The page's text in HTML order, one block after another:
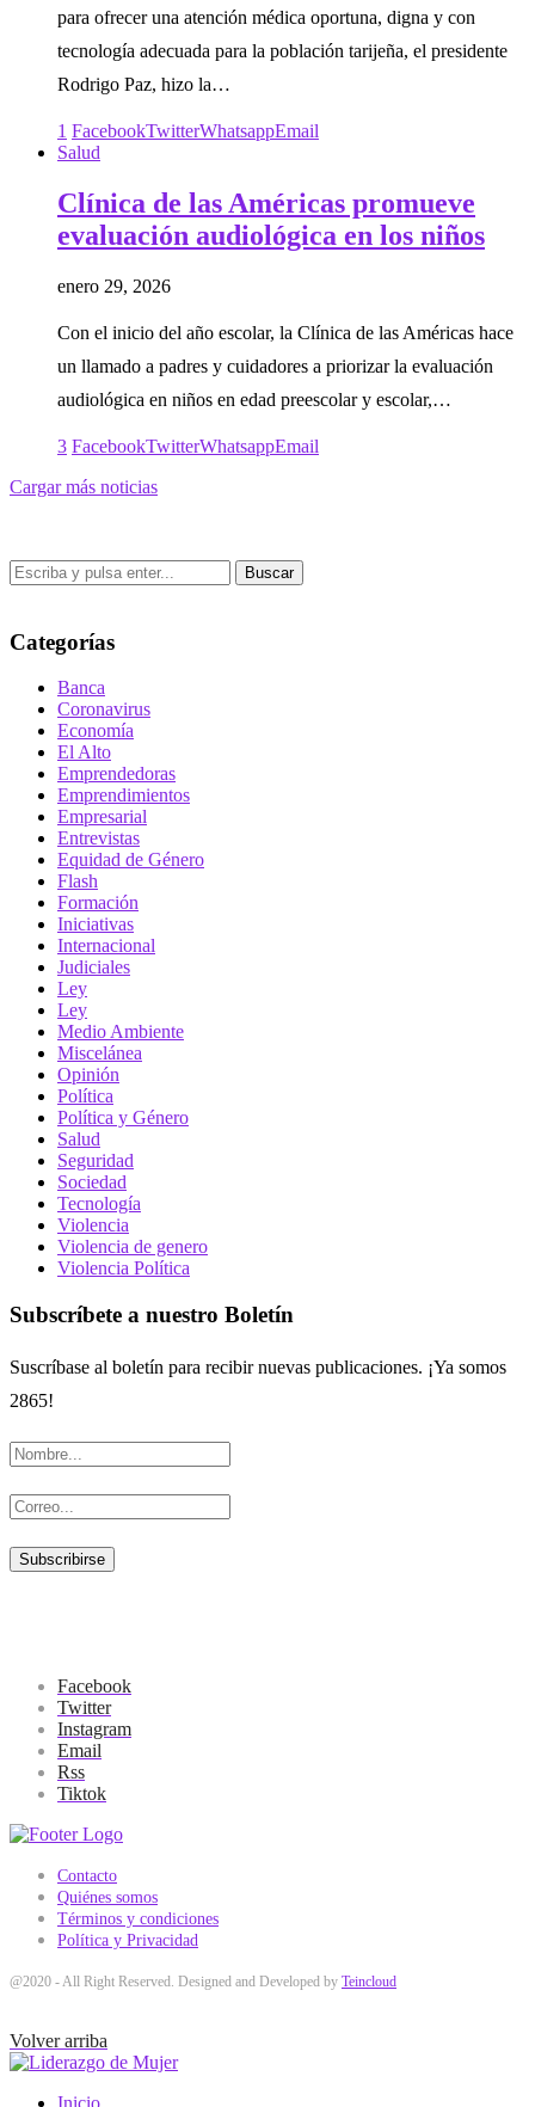
para ofrecer una atención médica oportuna, digna y con
tecnología adecuada para la población tarijeña, el presidente
Rodrigo Paz, hizo la…
1 FacebookTwitterWhatsappEmail
Salud
Clínica de las Américas promueve
evaluación audiológica en los niños
enero 29, 2026
Con el inicio del año escolar, la Clínica de las Américas hace
un llamado a padres y cuidadores a priorizar la evaluación
audiológica en niños en edad preescolar y escolar,…
3 FacebookTwitterWhatsappEmail
Cargar más noticias
Buscar
Categorías
Banca
Coronavirus
Economía
El Alto
Emprendedoras
Emprendimientos
Empresarial
Entrevistas
Equidad de Género
Flash
Formación
Iniciativas
Internacional
Judiciales
Ley
Ley
Medio Ambiente
Miscelánea
Opinión
Política
Política y Género
Salud
Seguridad
Sociedad
Tecnología
Violencia
Violencia de genero
Violencia Política
Subscríbete a nuestro Boletín
Suscríbase al boletín para recibir nuevas publicaciones. ¡Ya somos
2865!
Facebook
Twitter
Instagram
Email
Rss
Tiktok
Contacto
Quiénes somos
Términos y condiciones
Política y Privacidad
@2020 - All Right Reserved. Designed and Developed by Teincloud
Volver arriba
Inicio